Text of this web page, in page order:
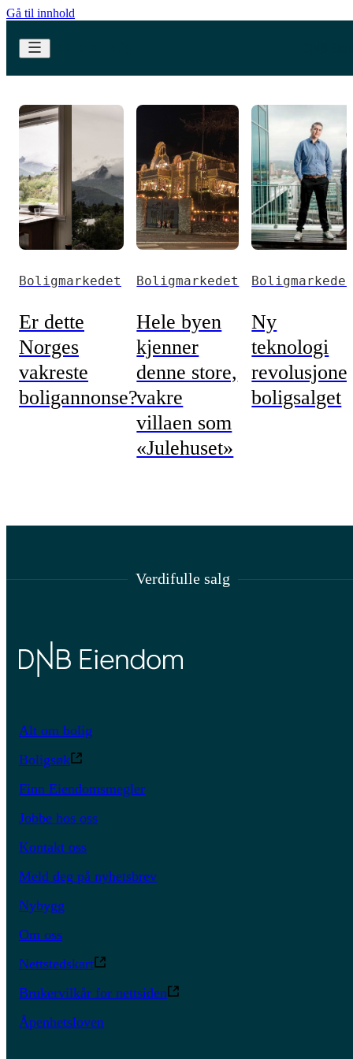
Gå til innhold
Boligmarkedet
Er dette
Norges
vakreste
boligannonse?
Boligmarkedet
Hele byen
kjenner
denne store,
vakre
villaen som
«Julehuset»
Ny
teknologi
boligsalget
Verdifulle salg
Alt om bolig
Boligsøk
Finn Eiendomsmegler
Jobbe hos oss
Kontakt oss
Meld deg på nyhetsbrev
Nybygg
Om oss
Nettstedskart
Brukervilkår for nettsiden
Åpenhetsloven